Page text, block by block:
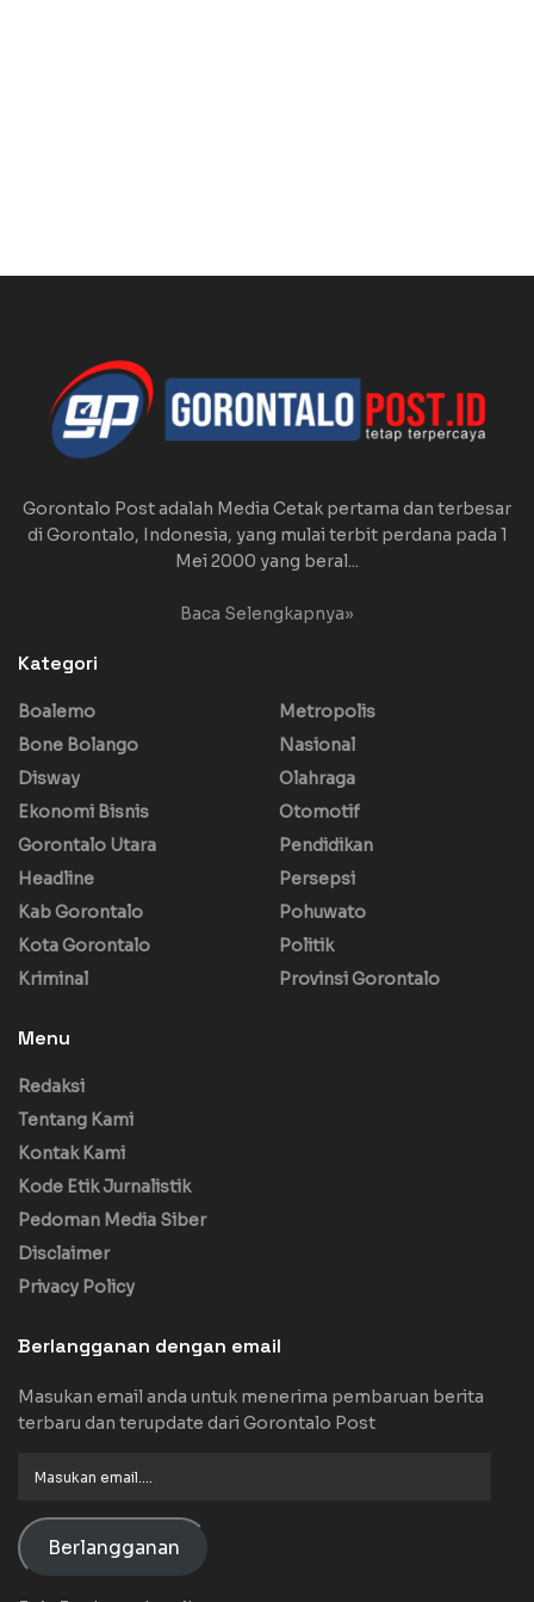
Gorontalo Post adalah Media Cetak pertama dan terbesar
di Gorontalo, Indonesia, yang mulai terbit perdana pada 1
Mei 2000 yang beral...
Baca Selengkapnya»
Kategori
Boalemo
Bone Bolango
Disway
Ekonomi Bisnis
Gorontalo Utara
Headline
Kab Gorontalo
Kota Gorontalo
Kriminal
Metropolis
Nasional
Olahraga
Otomotif
Pendidikan
Persepsi
Pohuwato
Politik
Provinsi Gorontalo
Menu
Redaksi
Tentang Kami
Kontak Kami
Kode Etik Jurnalistik
Pedoman Media Siber
Disclaimer
Privacy Policy
Berlangganan dengan email
Masukan email anda untuk menerima pembaruan berita
terbaru dan terupdate dari Gorontalo Post
Berlangganan